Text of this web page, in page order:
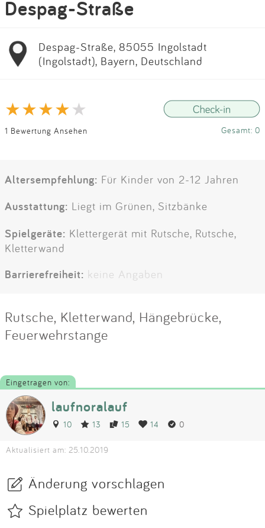
Despag-Straße
Despag-Straße, 85055 Ingolstadt
(Ingolstadt), Bayern, Deutschland
1 Bewertung Ansehen Gesamt: 0
Altersempfehlung: Für Kinder von 2-12 Jahren
Ausstattung: Liegt im Grünen, Sitzbänke
Spielgeräte: Klettergerät mit Rutsche, Rutsche,
Kletterwand
Barrierefreiheit: keine Angaben
Rutsche, Kletterwand, Hängebrücke,
Feuerwehrstange
Eingetragen von:
laufnoralauf
10 13 15 14 0
Aktualisiert am: 25.10.2019
Änderung vorschlagen
Spielplatz bewerten